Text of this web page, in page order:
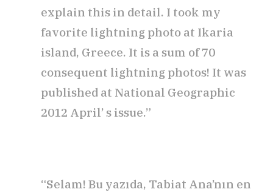
explain this in detail. I took my
favorite lightning photo at Ikaria
island, Greece. It is a sum of 70
consequent lightning photos! It was
published at National Geographic
2012 April’ s issue.”
“Selam! Bu yazıda, Tabiat Ana’nın en